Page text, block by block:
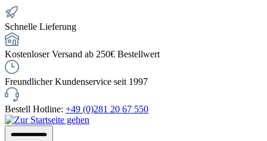
Schnelle Lieferung
Kostenloser Versand ab 250€ Bestellwert
Freundlicher Kundenservice seit 1997
Bestell Hotline: +49 (0)281 20 67 550